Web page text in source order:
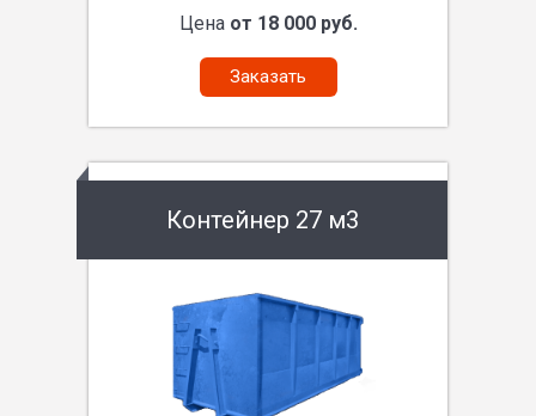
Цена от 18 000 руб.
Заказать
Контейнер 27 м3